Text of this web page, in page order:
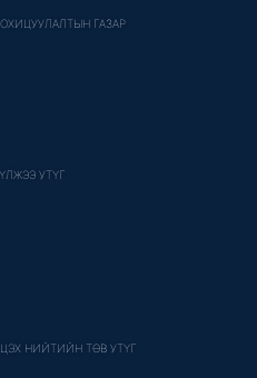
ГАЗАР
УТҮГ
НИЙТИЙН ТӨВ УТҮГ